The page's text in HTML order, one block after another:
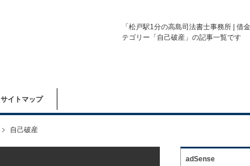
「松戸駅1分の高島司法書士事務所 | 借
テゴリー「自己破産」の記事一覧です
サイトマップ
自己破産
adSense